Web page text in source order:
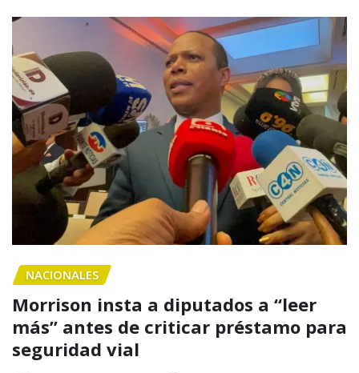
NACIONALES
Morrison insta a diputados a “leer
más” antes de criticar préstamo para
seguridad vial